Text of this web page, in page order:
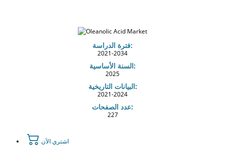
فترة الدراسة:
2021-2034
السنة الأساسية:
2025
البيانات التاريخية:
2021-2024
عدد الصفحات:
227
اشتري الآن